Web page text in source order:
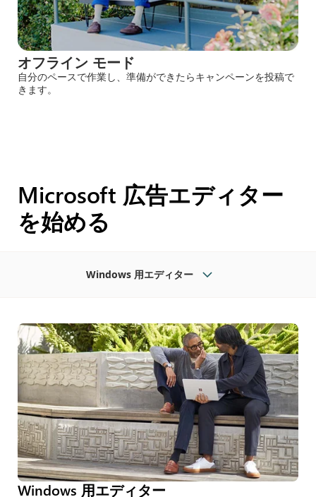
オフライン モード
自分のペースで作業し、準備ができたらキャンペーンを投稿で
きます。
Microsoft 広告エディター
を始める
Windows 用エディター
Windows 用エディター